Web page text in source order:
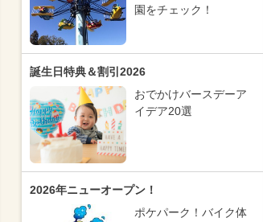
園をチェック！
誕生日特典＆割引2026
おでかけバースデーア
イデア20選
2026年ニューオープン！
ポケパーク！バイク体